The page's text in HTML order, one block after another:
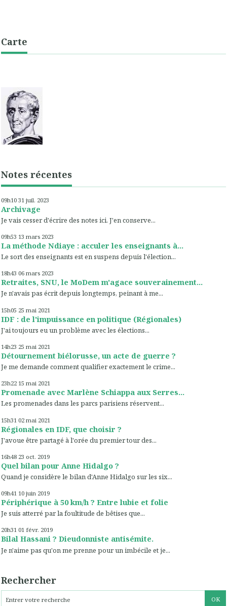
Carte
Notes récentes
09h10 31 juil. 2023
Archivage
Je vais cesser d'écrire des notes ici. J'en conserve...
09h53 13 mars 2023
La méthode Ndiaye : acculer les enseignants à...
Le sort des enseignants est en suspens depuis l'élection...
18h43 06 mars 2023
Retraites, SNU, le MoDem m'agace souverainement...
Je n'avais pas écrit depuis longtemps, peinant à me...
15h05 25 mai 2021
IDF : de l'impuissance en politique (Régionales)
J'ai toujours eu un problème avec les élections...
14h23 25 mai 2021
Détournement biélorusse, un acte de guerre ?
Je me demande comment qualifier exactement le crime...
23h22 15 mai 2021
Promenade avec Marlène Schiappa aux Serres...
Les promenades dans les parcs parisiens réservent...
15h31 02 mai 2021
Régionales en IDF, que choisir ?
J'avoue être partagé à l'orée du premier tour des...
16h48 23 oct. 2019
Quel bilan pour Anne Hidalgo ?
Quand je considère le bilan d'Anne Hidalgo sur les six...
09h41 10 juin 2019
Périphérique à 50 km/h ? Entre lubie et folie
Je suis atterré par la foultitude de bêtises que...
20h31 01 févr. 2019
Bilal Hassani ? Dieudonniste antisémite.
Je n'aime pas qu'on me prenne pour un imbécile et je...
Rechercher